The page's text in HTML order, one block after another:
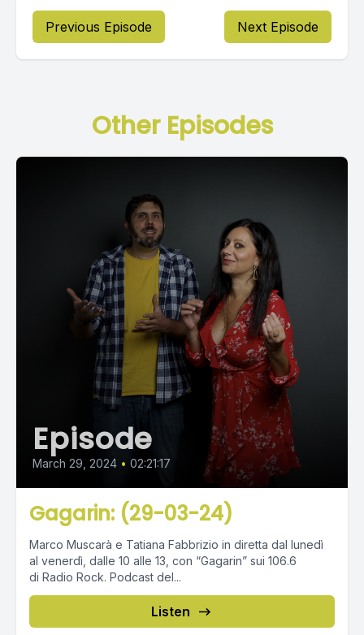
Previous Episode Next Episode
Other Episodes
Episode
March 29, 2024 • 02:21:17
Gagarin: (29-03-24)
Marco Muscarà e Tatiana Fabbrizio in diretta dal lunedì
al venerdì, dalle 10 alle 13, con “Gagarin” sui 106.6
di Radio Rock. Podcast del...
Listen